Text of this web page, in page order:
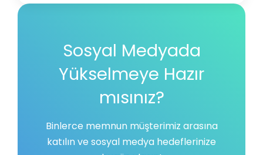
Sosyal Medyada
Yükselmeye Hazır
mısınız?
Binlerce memnun müşterimiz arasına
katılın ve sosyal medya hedeflerinize